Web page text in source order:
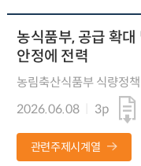
농식품부, 공급 확
안정에 전력
농림축산식품부 식량정
2026.06.08
3p
관련주제시계열